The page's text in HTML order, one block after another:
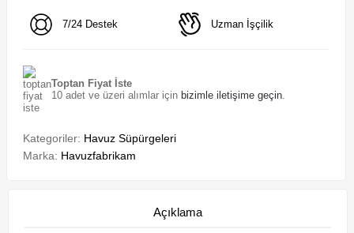
7/24 Destek Uzman İşçilik
Toptan Fiyat İste
10 adet ve üzeri alımlar için bizimle iletişime geçin.
Kategoriler: Havuz Süpürgeleri
Marka: Havuzfabrikam
Açıklama